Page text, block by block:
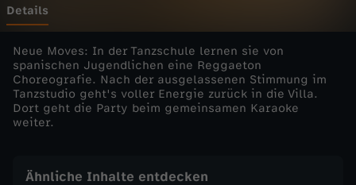
b
n
a
c
h
Details
Neue Moves: In der Tanzschule lernen sie von
spanischen Jugendlichen eine Reggaeton
Choreografie. Nach der ausgelassenen Stimmung im
Tanzstudio geht's voller Energie zurück in die Villa.
Dort geht die Party beim gemeinsamen Karaoke
weiter.
Ähnliche Inhalte entdecken